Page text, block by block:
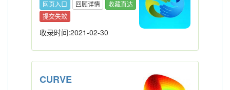
网页入口 回顾详情
收藏直达
提交失效
收录时间:2021-02-30
CURVE